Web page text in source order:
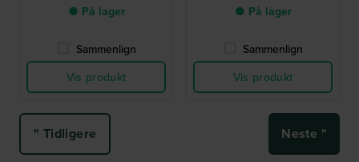
● På lager
Sammenlign
Vis produkt
● På lager
Sammenlign
Vis produkt
" Tidligere Neste "